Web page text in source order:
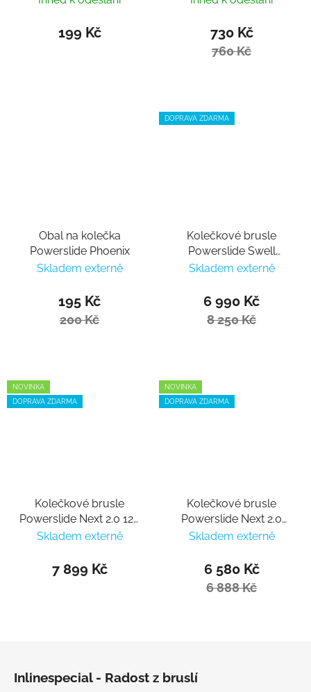
199 Kč 730 Kč
760 Kč
Obal na kolečka
Powerslide Phoenix
Skladem externě
195 Kč
200 Kč
DOPRAVA ZDARMA
Kolečkové brusle
Powerslide Swell
Sheylyna 110
Skladem externě
6 990 Kč
8 250 Kč
NOVINKA
DOPRAVA ZDARMA
Kolečkové brusle
Powerslide Next 2.0 125
Deep Blue
Skladem externě
7 899 Kč
NOVINKA
DOPRAVA ZDARMA
Kolečkové brusle
Powerslide Next 2.0
100 Burgundy
Skladem externě
6 580 Kč
6 888 Kč
Inlinespecial - Radost z bruslí